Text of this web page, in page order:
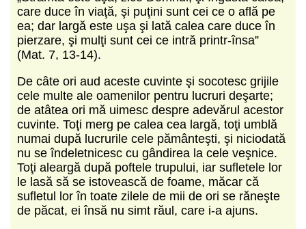
care duce în viaţă, şi puţini sunt cei ce o află pe
ea; dar largă este uşa şi lată calea care duce în
pierzare, şi mulţi sunt cei ce intră printr-însa”
(Mat. 7, 13-14).
De câte ori aud aceste cuvinte şi socotesc grijile
cele multe ale oamenilor pentru lucruri deşarte;
de atâtea ori mă uimesc despre adevărul acestor
cuvinte. Toţi merg pe calea cea largă, toţi umblă
numai după lucrurile cele pământeşti, şi niciodată
nu se îndeletnicesc cu gândirea la cele veşnice.
Toţi aleargă după poftele trupului, iar sufletele lor
le lasă să se istovească de foame, măcar că
sufletul lor în toate zilele de mii de ori se răneşte
de păcat, ei însă nu simt răul, care i-a ajuns.